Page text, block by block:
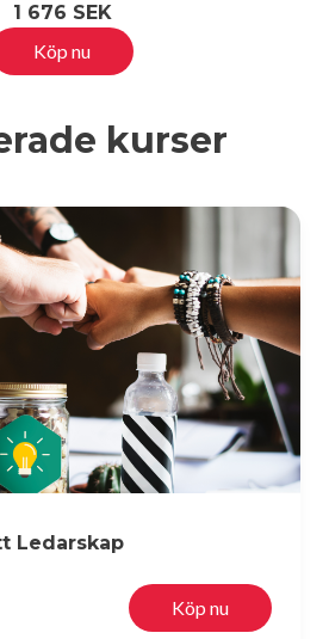
1 676 SEK
Köp nu
kurser
Ledarskap
Köp nu